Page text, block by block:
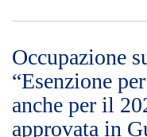
Occupazione
“Esenzione
anche per il
approvata in